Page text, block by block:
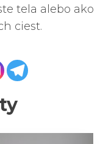
tela alebo ako
ciest.